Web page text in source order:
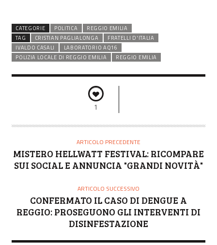
CATEGORIE POLITICA
REGGIO EMILIA
TAG
CRISTIAN PAGLIALONGA
FRATELLI D'ITALIA
IVALDO CASALI
LABORATORIO AQ16
POLIZIA LOCALE DI REGGIO EMILIA
REGGIO EMILIA
1
ARTICOLO PRECEDENTE
MISTERO HELLWATT FESTIVAL: RICOMPARE
SUI SOCIAL E ANNUNCIA "GRANDI NOVITÀ"
ARTICOLO SUCCESSIVO
CONFERMATO IL CASO DI DENGUE A
REGGIO: PROSEGUONO GLI INTERVENTI DI
DISINFESTAZIONE